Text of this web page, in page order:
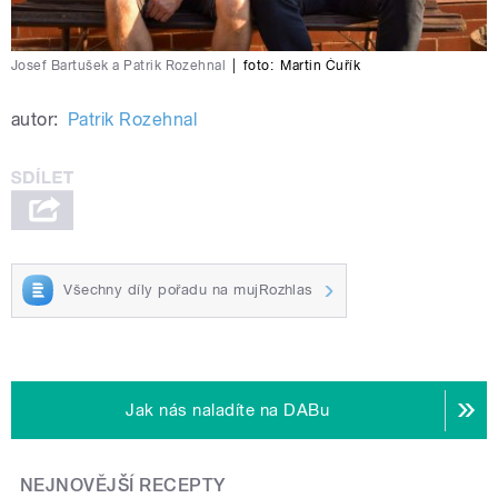
Josef Bartušek a Patrik Rozehnal foto: Martin Čuřík
autor: Patrik Rozehnal
Všechny díly pořadu na mujRozhlas
Jak nás naladíte na DABu
NEJNOVĚJŠÍ RECEPTY